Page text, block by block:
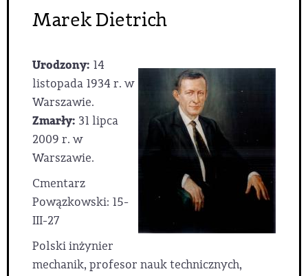
Marek Dietrich
Urodzony: 14
listopada 1934 r. w
Warszawie.
Zmarły: 31 lipca
2009 r. w
Warszawie.
Cmentarz
Powązkowski: 15-
III-27
Polski inżynier
mechanik, profesor nauk technicznych,